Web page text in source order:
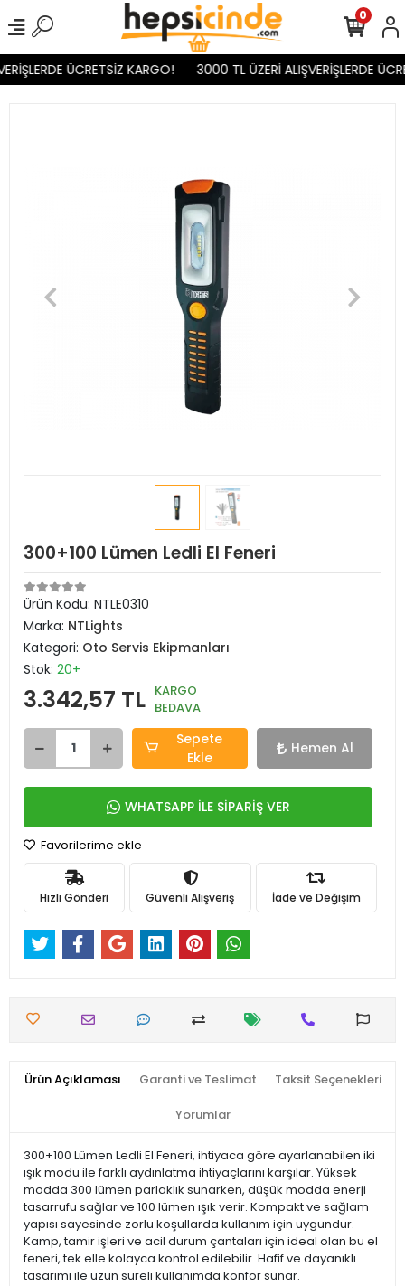
ÜCRETSİZ KARGO! 3000 TL ÜZERİ ALIŞVERİŞLERDE
0
300+100 Lümen Ledli El Feneri
Ürün Kodu: NTLE0310
Marka: NTLights
Kategori: Oto Servis Ekipmanları
Stok: 20+
3.342,57 TL KARGO
BEDAVA
Sepete
Ekle
Hemen Al
WHATSAPP İLE SİPARİŞ VER
Favorilerime ekle
Hızlı Gönderi Güvenli Alışveriş İade ve Değişim
Ürün Açıklaması Garanti ve Teslimat Taksit Seçenekleri
Yorumlar
300+100 Lümen Ledli El Feneri, ihtiyaca göre ayarlanabilen iki
ışık modu ile farklı aydınlatma ihtiyaçlarını karşılar. Yüksek
modda 300 lümen parlaklık sunarken, düşük modda enerji
tasarrufu sağlar ve 100 lümen ışık verir. Kompakt ve sağlam
yapısı sayesinde zorlu koşullarda kullanım için uygundur.
Kamp, tamir işleri ve acil durum çantaları için ideal olan bu el
feneri, tek elle kolayca kontrol edilebilir. Hafif ve dayanıklı
tasarımı ile uzun süreli kullanımda konfor sunar.